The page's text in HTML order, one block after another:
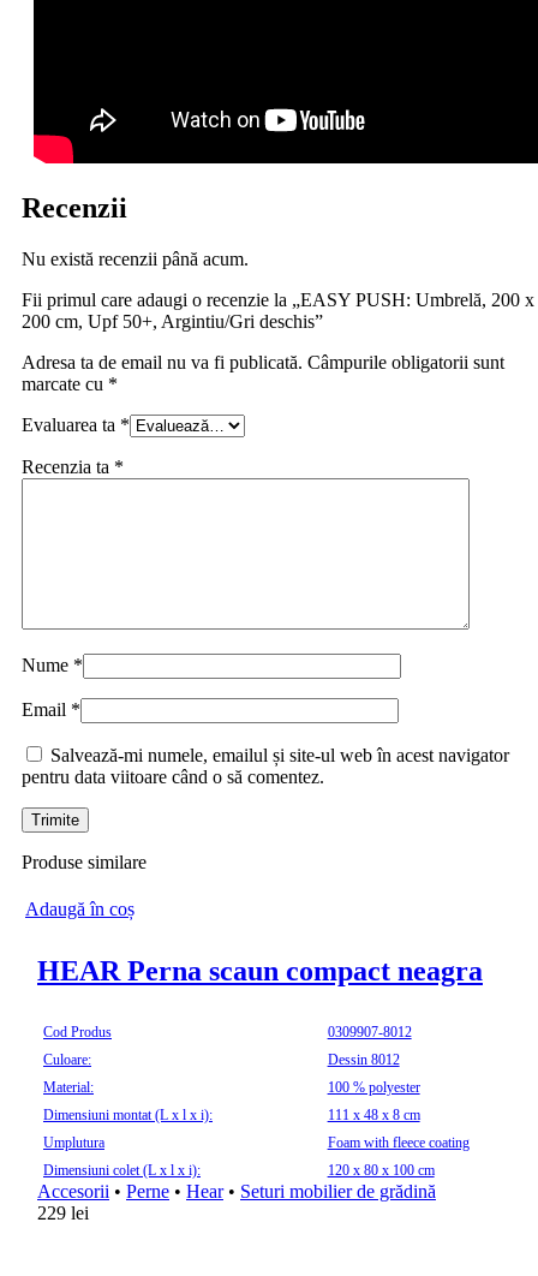
Recenzii
Nu există recenzii până acum.
Fii primul care adaugi o recenzie la „EASY PUSH: Umbrelă, 200 x
200 cm, Upf 50+, Argintiu/Gri deschis”
Adresa ta de email nu va fi publicată. Câmpurile obligatorii sunt
marcate cu *
Evaluarea ta *
Recenzia ta *
Nume *
Email *
Salvează-mi numele, emailul și site-ul web în acest navigator
pentru data viitoare când o să comentez.
Produse similare
Adaugă în coș
HEAR Perna scaun compact neagra
Cod Produs
0309907-8012
Culoare:
Dessin 8012
Material:
100 % polyester
Dimensiuni montat (L x l x i):
111 x 48 x 8 cm
Umplutura
Foam with fleece coating
Dimensiuni colet (L x l x i):
120 x 80 x 100 cm
Accesorii • Perne • Hear• Seturi mobilier de grădină
229 lei